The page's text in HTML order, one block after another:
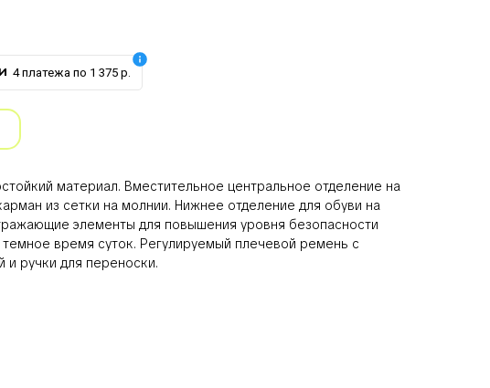
4 платежа по 1 375 р.
материал. Вместительное центральное отделение на
из сетки на молнии. Нижнее отделение для обуви на
элементы для повышения уровня безопасности
время суток. Регулируемый плечевой ремень с
и ручки для переноски.